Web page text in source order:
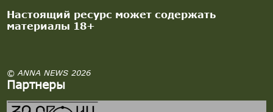
Настоящий ресурс может содержать
материалы 18+
© ANNA NEWS 2026
Партнеры